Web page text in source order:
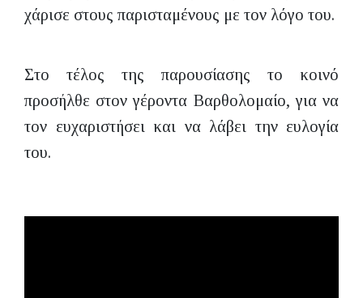
χάρισε στους παρισταμένους με τον λόγο του.
Στο τέλος της παρουσίασης το κοινό
προσήλθε στον γέροντα Βαρθολομαίο, για να
τον ευχαριστήσει και να λάβει την ευλογία
του.